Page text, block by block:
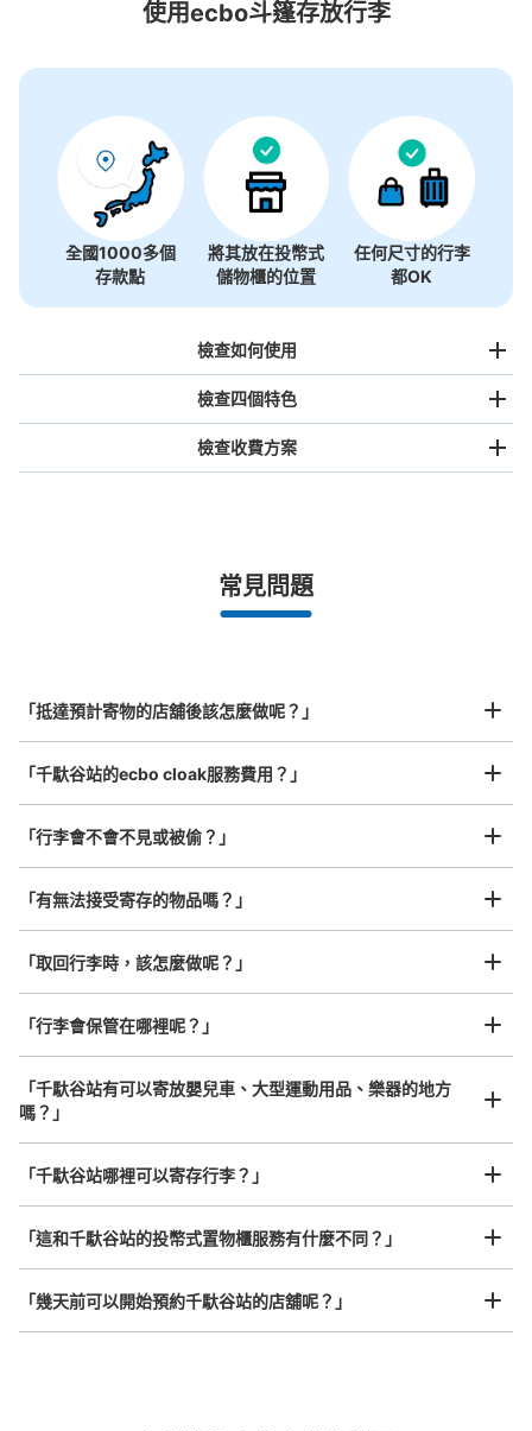
大的:7/ ¥700中等的:13/ ¥500
付款方式
現金, ICカード
国立競技場駅国立競技場方面改札階段前
从国立競技場駅站步行0分钟。
使用ecbo斗篷存放行李
全國1000多個
存款點
將其放在投幣式
儲物櫃的位置
任何尺寸的行李
都OK
檢查如何使用
事先用手機預約
指定的日期和時間
工作人員拍完行李照片後
放下行李，愉快度過一整天！
檢查四個特色
全國有1,000家以上合作店鋪
我們與許多地點方便的車站內店舖以及24小時營業的店鋪合作。
任何尺寸的行李都OK
樂器、嬰兒車、腳踏車等，只要是1個人能搬運的行李尺寸就OK
檢查收費方案
最長邊未滿45cm的行李（小型背包、手提包、手提行李
¥800/日
常見問題
「抵達預計寄物的店舖後該怎麼做呢？」
「千馱谷站的ecbo cloak服務費用？」
「行李會不會不見或被偷？」
「有無法接受寄存的物品嗎？」
「取回行李時，該怎麼做呢？」
「行李會保管在哪裡呢？」
「千馱谷站有可以寄放嬰兒車、大型運動用品、樂器的地方
嗎？」
「千馱谷站哪裡可以寄存行李？」
「這和千馱谷站的投幣式置物櫃服務有什麼不同？」
「幾天前可以開始預約千馱谷站的店舖呢？」